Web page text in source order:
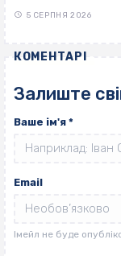
5 СЕРПНЯ 2026
КОМЕНТАРІ
Залиште
Ваше ім'я *
Email